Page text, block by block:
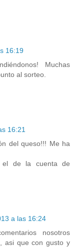
16:19
Muchas
al sorteo.
16:21
del queso!!! Me ha
el de la cuenta de
a las 16:24
nosotros
asi que con gusto y